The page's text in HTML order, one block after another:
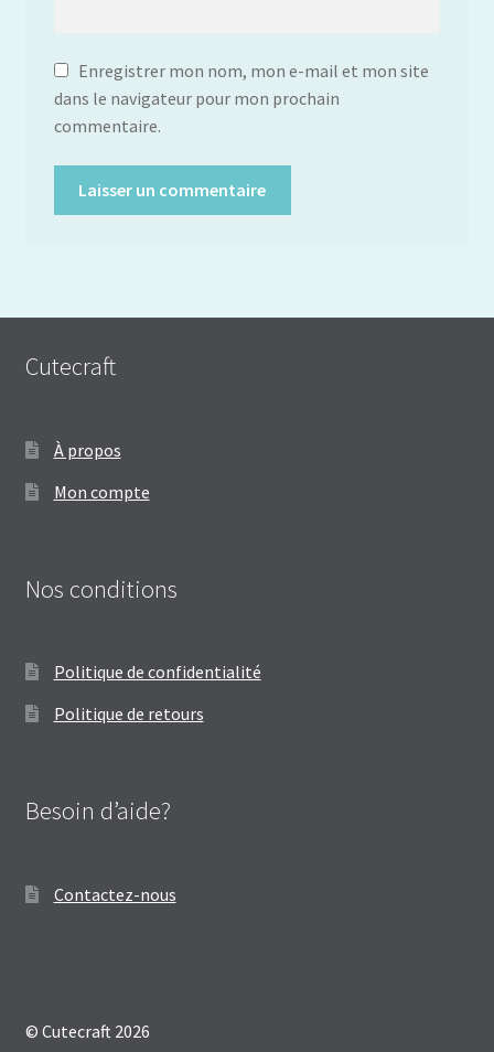
Enregistrer mon nom, mon e-mail et mon site
dans le navigateur pour mon prochain
commentaire.
Cutecraft
À propos
Mon compte
Nos conditions
Politique de confidentialité
Politique de retours
Besoin d’aide?
Contactez-nous
© Cutecraft 2026